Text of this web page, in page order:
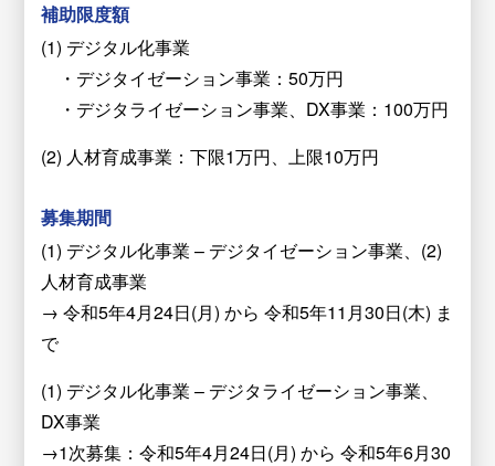
補助限度額
(1) デジタル化事業
・デジタイゼーション事業：50万円
・デジタライゼーション事業、DX事業：100万円
(2) 人材育成事業：下限1万円、上限10万円
募集期間
(1) デジタル化事業 – デジタイゼーション事業、(2)
人材育成事業
→ 令和5年4月24日(月) から 令和5年11月30日(木) ま
で
(1) デジタル化事業 – デジタライゼーション事業、
DX事業
→1次募集：令和5年4月24日(月) から 令和5年6月30